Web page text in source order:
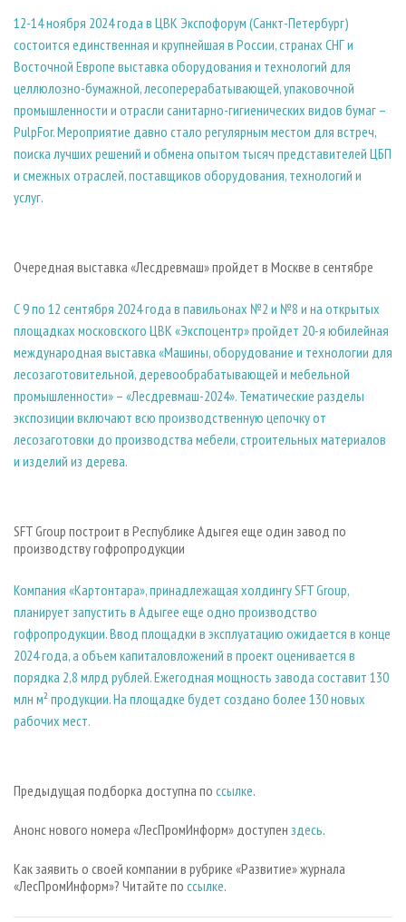
12-14 ноября 2024 года в ЦВК Экспофорум (Санкт-Петербург)
состоится единственная и крупнейшая в России, странах СНГ и
Восточной Европе выставка оборудования и технологий для
целлюлозно-бумажной, лесоперерабатывающей, упаковочной
промышленности и отрасли санитарно-гигиенических видов бумаг –
PulpFor. Мероприятие давно стало регулярным местом для встреч,
поиска лучших решений и обмена опытом тысяч представителей ЦБП
и смежных отраслей, поставщиков оборудования, технологий и
услуг.
Очередная выставка «Лесдревмаш» пройдет в Москве в сентябре
С 9 по 12 сентября 2024 года в павильонах №2 и №8 и на открытых
площадках московского ЦВК «Экспоцентр» пройдет 20-я юбилейная
международная выставка «Машины, оборудование и технологии для
лесозаготовительной, деревообрабатывающей и мебельной
промышленности» – «Лесдревмаш-2024». Тематические разделы
экспозиции включают всю производственную цепочку от
лесозаготовки до производства мебели, строительных материалов
и изделий из дерева.
SFT Group построит в Республике Адыгея еще один завод по
производству гофропродукции
Компания «Картонтара», принадлежащая холдингу SFT Group,
планирует запустить в Адыгее еще одно производство
гофропродукции. Ввод площадки в эксплуатацию ожидается в конце
2024 года, а объем капиталовложений в проект оценивается в
порядка 2,8 млрд рублей. Ежегодная мощность завода составит 130
млн м² продукции. На площадке будет создано более 130 новых
рабочих мест.
Предыдущая подборка доступна по ссылке.
Анонс нового номера «ЛесПромИнформ» доступен здесь.
Как заявить о своей компании в рубрике «Развитие» журнала
«ЛесПромИнформ»? Читайте по ссылке.